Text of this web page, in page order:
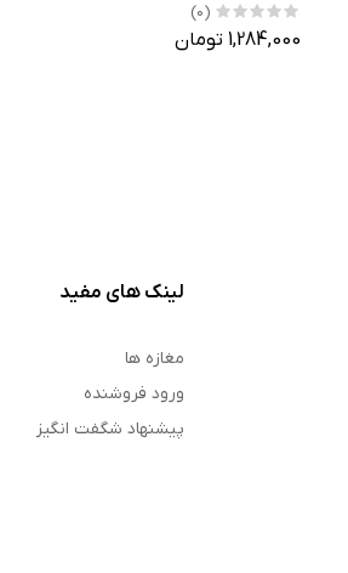
(0)
1,284,000 تومان
لینک های مفید
مغازه ها
ورود فروشنده
پیشنهاد شگفت انگیز